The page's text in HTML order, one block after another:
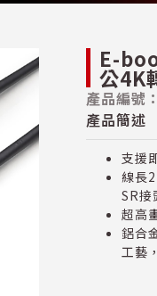
E-
公4K
產品編號
產品簡述
支援
線長
SR接
超高
鋁合
工藝